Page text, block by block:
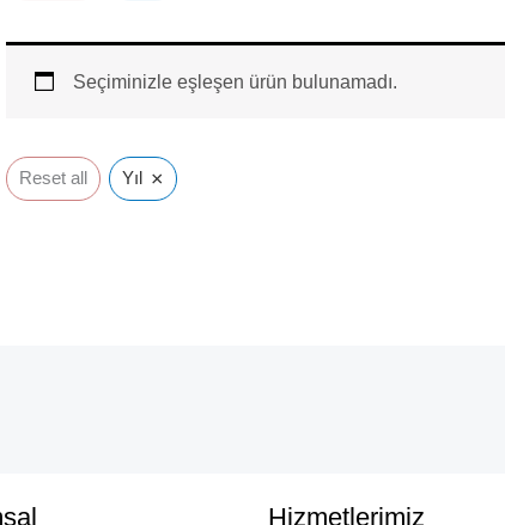
Seçiminizle eşleşen ürün bulunamadı.
Reset all Yıl ×
Hizmetlerimiz